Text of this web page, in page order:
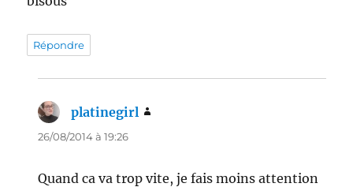
Répondre
platinegirl
26/08/2014 à 19:26
Quand ca va trop vite, je fais moins attention